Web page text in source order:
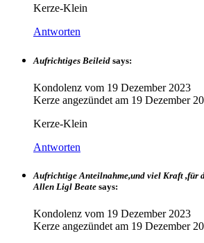
Kerze-Klein
Antworten
Aufrichtiges Beileid says:
Kondolenz vom 19 Dezember 2023
Kerze angezündet am 19 Dezember
Kerze-Klein
Antworten
Aufrichtige Anteilnahme,und viel Kraft ,für
Allen Ligl Beate says:
Kondolenz vom 19 Dezember 2023
Kerze angezündet am 19 Dezember